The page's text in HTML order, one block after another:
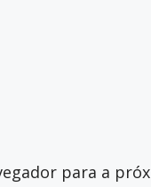
para a